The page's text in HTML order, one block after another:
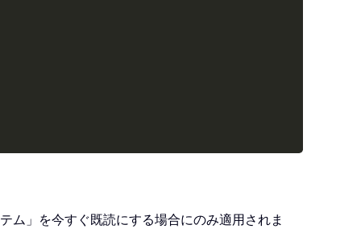
」を今すぐ既読にする場合にのみ適用されま